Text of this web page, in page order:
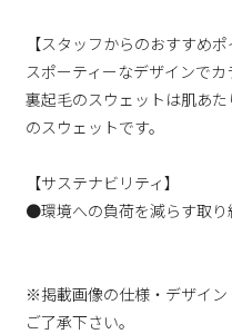
【スタッフからのおすすめポ
スポーティーなデザインで
裏起毛のスウェットは肌あ
のスウェットです。
【サステナビリティ】
●環境への負荷を減らす取り
※掲載画像の仕様・デザイン
ご了承下さい。